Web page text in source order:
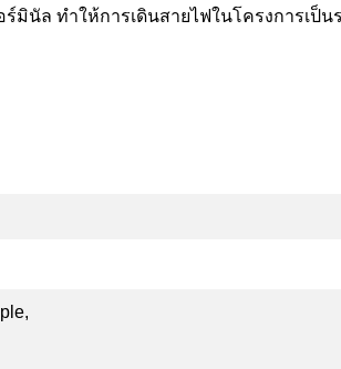
นัล ทำให้การเดินสายไฟในโครงการเป็น